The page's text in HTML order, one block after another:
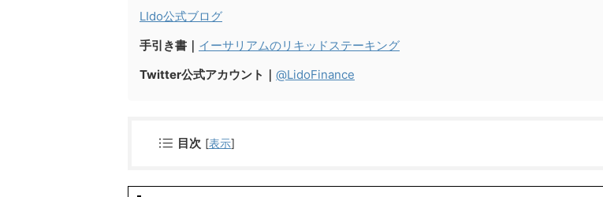
LIdo公式ブログ
手引き書｜ イーサリアムのリキッドステーキング
Twitter公式アカウント｜ @LidoFinance
目次 [表示]